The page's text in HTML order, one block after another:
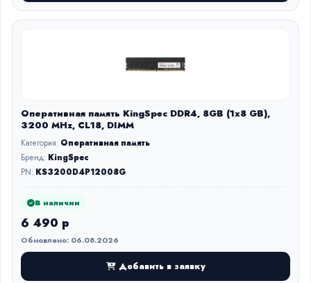
Оперативная память KingSpec DDR4, 8GB (1x8 GB),
3200 MHz, CL18, DIMM
Категория: Оперативная память
Бренд: KingSpec
PN: KS3200D4P12008G
В наличии
6 490 р
Обновлено: 06.08.2026
Добавить в заявку